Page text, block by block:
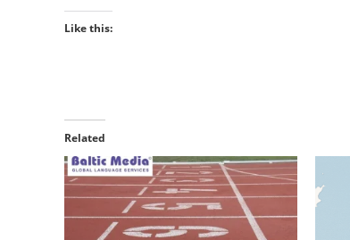
Like this:
Related